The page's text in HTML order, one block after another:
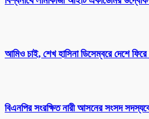
আমিও চাই, শেখ হাসিনা ডিসেম্বরে দেশে
বিএনপির সংরক্ষিত নারী আসনের সংসদ